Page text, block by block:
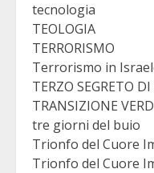
tecnologia
TEOLOGIA
TERRORISMO
Terrorismo in
TERZO SEGRETO
TRANSIZIONE
tre giorni del buio
Trionfo del Cuore
Trionfo del Cuore